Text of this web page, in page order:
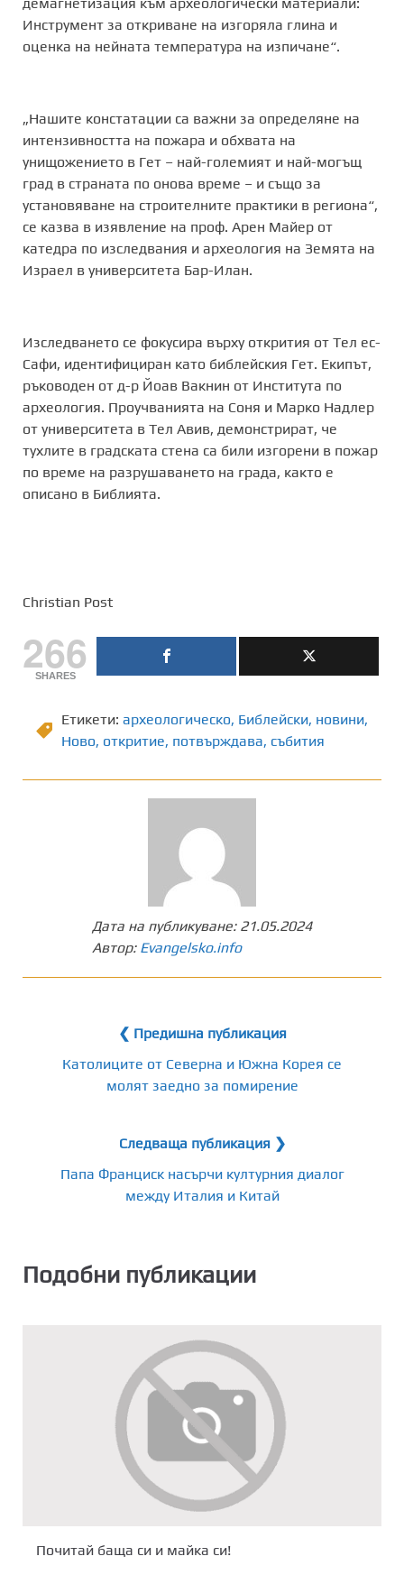
Инструмент за откриване на изгоряла глина и
оценка на нейната температура на изпичане“.
„Нашите констатации са важни за определяне на
интензивността на пожара и обхвата на
унищожението в Гет – най-големият и най-могъщ
град в страната по онова време – и също за
установяване на строителните практики в региона“,
се казва в изявление на проф. Арен Майер от
катедра по изследвания и археология на Земята на
Израел в университета Бар-Илан.
Изследването се фокусира върху открития от Тел ес-
Сафи, идентифициран като библейския Гет. Екипът,
ръководен от д-р Йоав Вакнин от Института по
археология. Проучванията на Соня и Марко Надлер
от университета в Тел Авив, демонстрират, че
тухлите в градската стена са били изгорени в пожар
по време на разрушаването на града, както е
описано в Библията.
Christian Post
266
SHARES
Етикети: археологическо, Библейски, новини,
Ново, откритие, потвърждава, събития
Дата на публикуване: 21.05.2024
Автор: Evangelsko.info
❮ Предишна публикация
Католиците от Северна и Южна Корея се
молят заедно за помирение
Следваща публикация ❯
Папа Франциск насърчи културния диалог
между Италия и Китай
Подобни публикации
Почитай баща си и майка си!